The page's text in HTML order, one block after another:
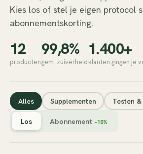
Kies los of stel je eigen protocol
abonnementskorting.
12
producten
99,8%
gem. zuiverheid
1.400+
klanten gingen je
Alles Supplementen Testen
Los Abonnement −10%